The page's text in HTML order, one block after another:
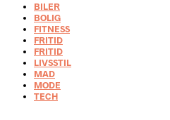
BILER
BOLIG
FITNESS
FRITID
FRITID
LIVSSTIL
MAD
MODE
TECH